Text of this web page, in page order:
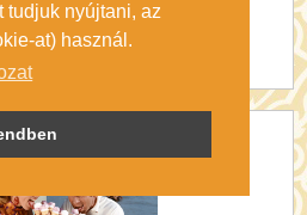
tudjuk nyújtani, az
at) használ.
a türk népek kortárs
Augusztus 26-tól